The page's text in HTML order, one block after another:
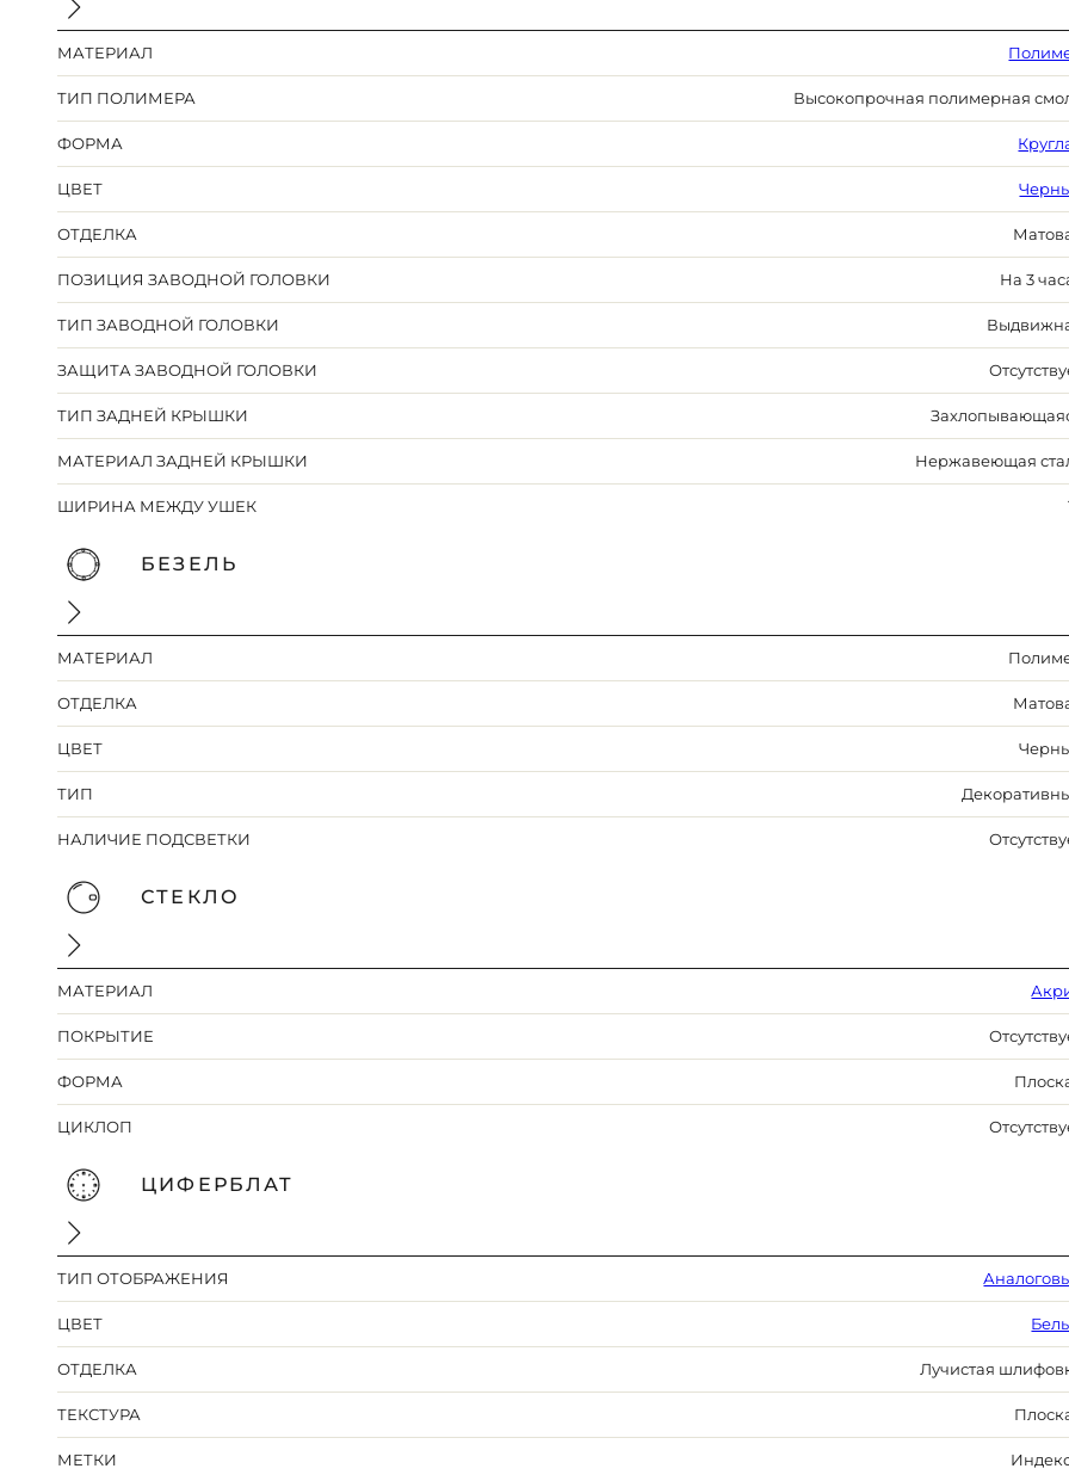
МАТЕРИАЛ
ТИП ПОЛИМЕРА Высокопрочная полимерная
ФОРМА
ЦВЕТ
ОТДЕЛКА
ПОЗИЦИЯ ЗАВОДНОЙ ГОЛОВКИ На 3
ТИП ЗАВОДНОЙ ГОЛОВКИ
ЗАЩИТА ЗАВОДНОЙ ГОЛОВКИ
ТИП ЗАДНЕЙ КРЫШКИ
МАТЕРИАЛ ЗАДНЕЙ КРЫШКИ Нержавеющая
ШИРИНА МЕЖДУ УШЕК
БЕЗЕЛЬ
МАТЕРИАЛ
ОТДЕЛКА
ЦВЕТ
ТИП
НАЛИЧИЕ ПОДСВЕТКИ
СТЕКЛО
МАТЕРИАЛ
ПОКРЫТИЕ
ФОРМА
ЦИКЛОП
ЦИФЕРБЛАТ
ТИП ОТОБРАЖЕНИЯ
ЦВЕТ
ОТДЕЛКА Лучистая
ТЕКСТУРА
МЕТКИ